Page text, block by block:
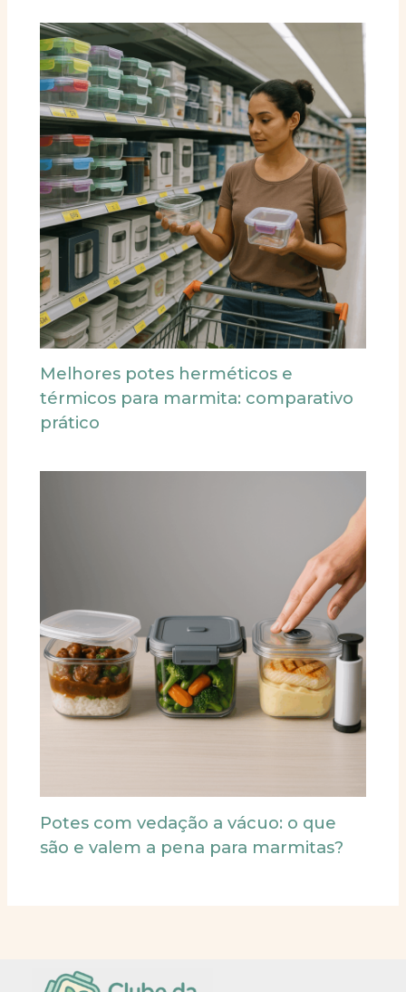
Melhores potes herméticos e
térmicos para marmita: comparativo
prático
Potes com vedação a vácuo: o que
são e valem a pena para marmitas?